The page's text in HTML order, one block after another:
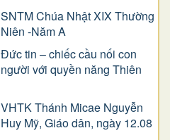
SNTM Chúa Nhật XIX Thường
Niên -Năm A
Đức tin – chiếc cầu nối con
người với quyền năng Thiên
VHTK Thánh Micae Nguyễn
Huy Mỹ, Giáo dân, ngày 12.08